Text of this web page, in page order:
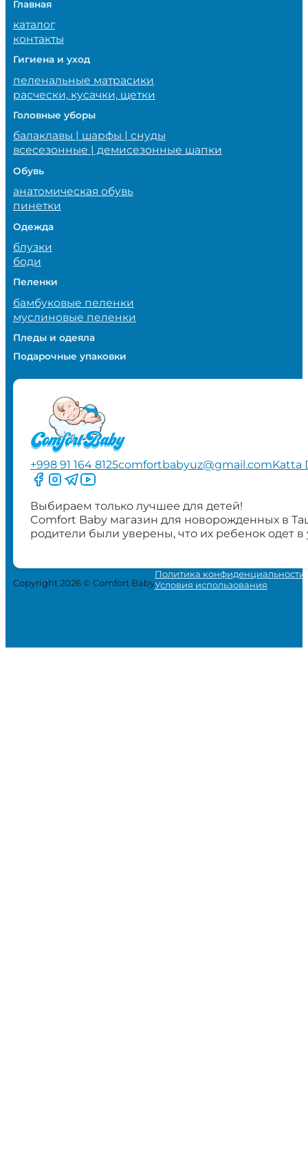
Главная
каталог
контакты
Гигиена и уход
пеленальные матрасики
расчески, кусачки, щетки
Головные уборы
балаклавы | шарфы | снуды
всесезонные | демисезонные шапки
Обувь
анатомическая обувь
пинетки
Одежда
блузки
боди
Пеленки
бамбуковые пеленки
муслиновые пеленки
Пледы и одеяла
Подарочные упаковки
+998 91 164 8125comfortbabyuz@gmail.comKatta
Следите за нами на Facebook
Следите за нами в Instagram
Следите за нами в Telegram
Следите за нами в YouTube
Выбираем только лучшее для детей!
Comfort Baby магазин для новорожденных в
родители были уверены, что их ребенок одет
Copyright 2026 © Comfort Baby
Политика конфиденциальности
Условия использования